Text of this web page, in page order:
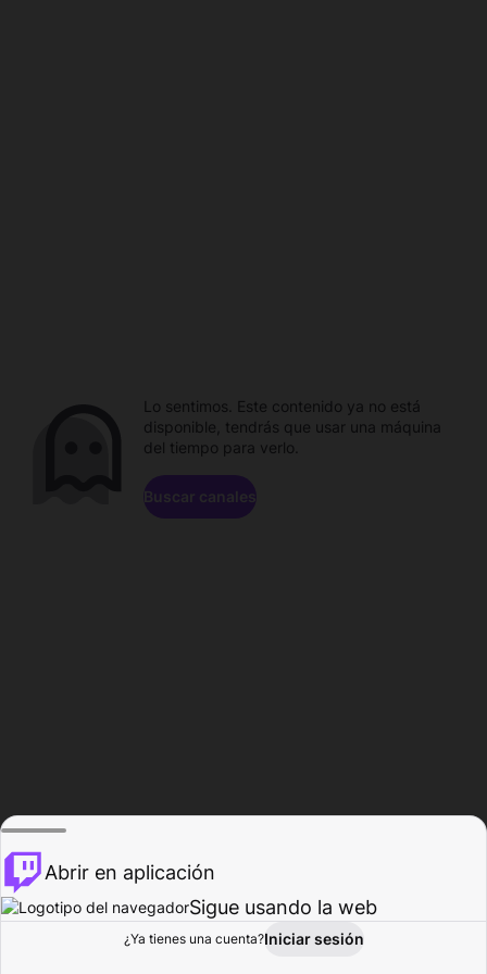
Explorar Actividad
Lo sentimos. Este contenido ya no está
disponible, tendrás que usar una máquina
del tiempo para verlo.
Buscar canales
Abrir en aplicación
Sigue usando la web
¿Ya tienes una cuenta?Iniciar sesión